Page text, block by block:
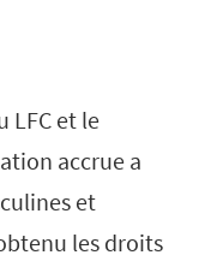
LFC et le
accrue a
et
les droits